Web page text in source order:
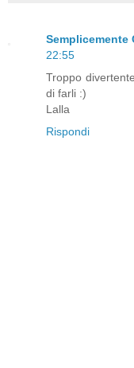
Semplicemente
22:55
Troppo
di farli :)
Lalla
Rispondi